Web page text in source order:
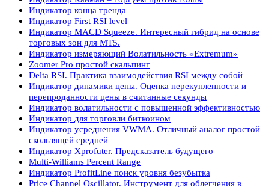
Индикатор конца тренда
Индикатор First RSI level
Индикатор MACD Squeeze. Интересный гибрид на основе
торговых зон для МТ5.
Индикатор измеряющий Волатильность «Extremum»
Zoomer Pro простой скальпинг
Delta RSI. Практика взаимодействия RSI между собой
Индикатор динамики цены. Оценка перекупленности и
перепроданности цены в считанные секунды
Индикатор волатильности с повышенной эффективностью
Индикатор для торговли биткоином
Индикатор усреднения VWMA. Отличный аналог простой
скользящей средней
Индикатор Xprofuter. Предсказатель будущего
Multi-Williams Percent Range
Индикатор ProfitLine поиск уровня безубытка
Price Channel Oscillator. Инструмент для облегчения в